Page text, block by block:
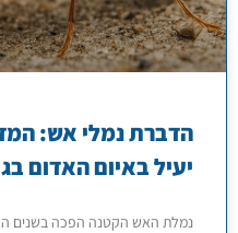
הדברת נמלי אש:
יעיל באיום האדום
נמלת האש הקטנה הפכה בשנים